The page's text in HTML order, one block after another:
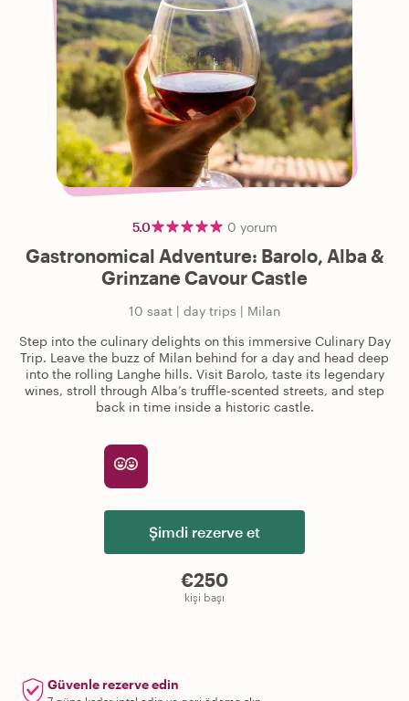
5.0 0 yorum
Gastronomical Adventure: Barolo, Alba &
Grinzane Cavour Castle
10 saat | day trips | Milan
Step into the culinary delights on this immersive Culinary Day
Trip. Leave the buzz of Milan behind for a day and head deep
into the rolling Langhe hills. Visit Barolo, taste its legendary
wines, stroll through Alba’s truffle-scented streets, and step
back in time inside a historic castle.
Şimdi rezerve et
€250
kişi başı
Güvenle rezerve edin